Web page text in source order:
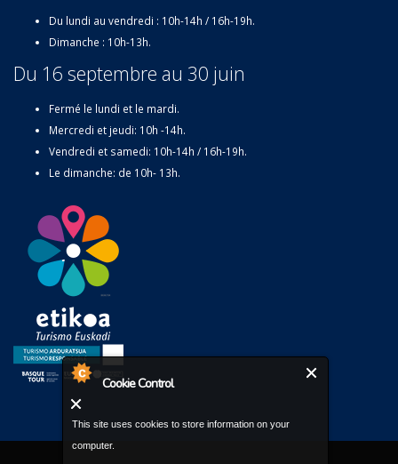
Cookie Control
This site uses cookies to store information on your
computer.
Du lundi au vendredi : 10h-14h / 16h-19h.
Dimanche : 10h-13h.
Du 16 septembre au 30 juin
Fermé le lundi et le mardi.
Mercredi et jeudi: 10h -14h.
Vendredi et samedi: 10h-14h / 16h-19h.
Le dimanche: de 10h- 13h.